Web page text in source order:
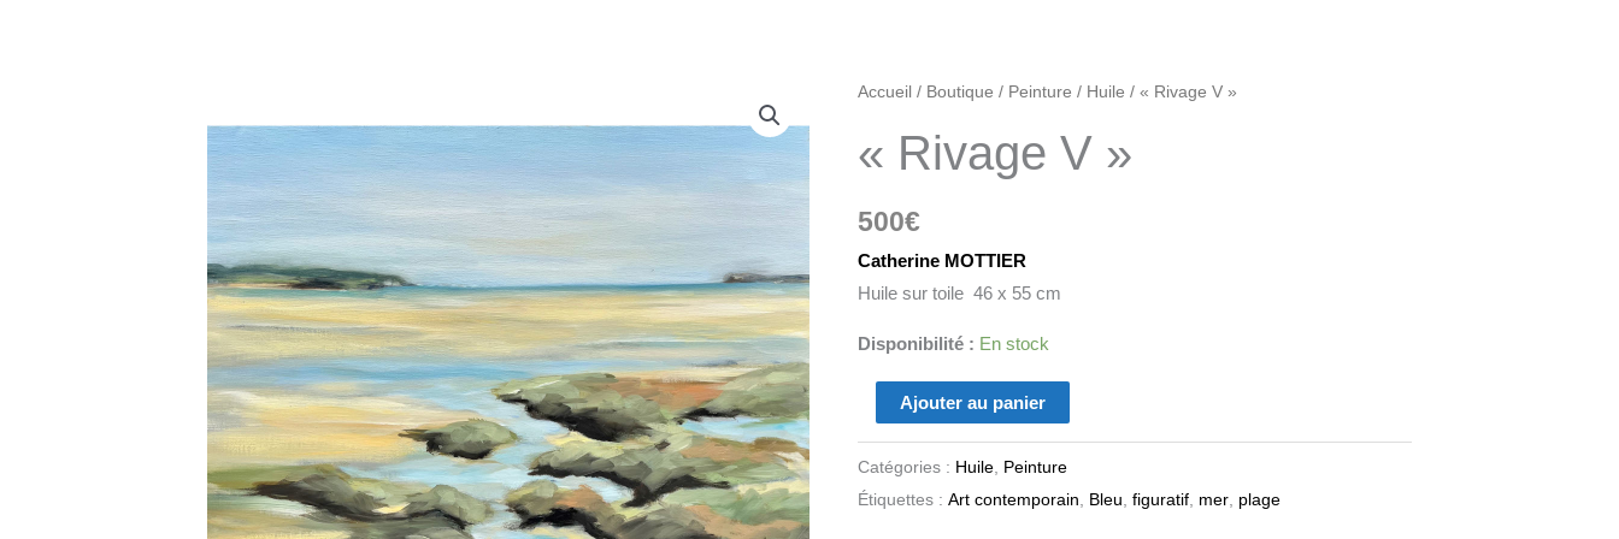
Accueil / Boutique / Peinture / Huile / « Rivage V »
« Rivage V »
500€
Catherine MOTTIER
Huile sur toile 46 x 55 cm
Disponibilité : En stock
quantité
"Rivage
Ajouter au panier
Catégories : Huile
Peinture
Étiquettes : Art contemporain Bleu figuratif mer plage